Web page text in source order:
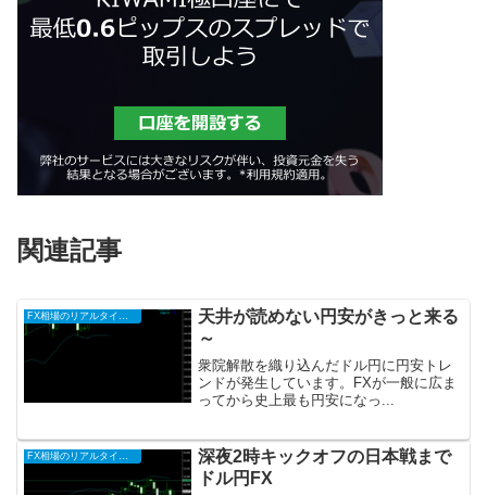
関連記事
FX相場のリアルタイム情報2026
天井が読めない円安がきっと来る
～
衆院解散を織り込んだドル円に円安トレ
ンドが発生しています。FXが一般に広ま
ってから史上最も円安になっ...
FX相場のリアルタイム情報2026
深夜2時キックオフの日本戦まで
ドル円FX